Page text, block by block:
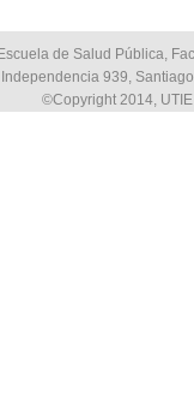
Escuela de Salud Pública,
Independencia 939,
©Copyright 2014,